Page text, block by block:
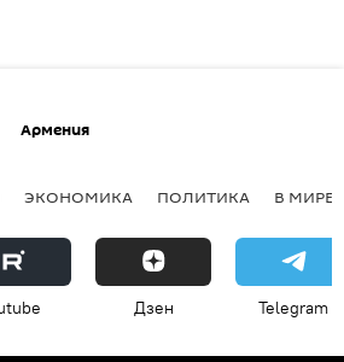
Армения
ЭКОНОМИКА ПОЛИТИКА В МИРЕ
Дзен Telegram